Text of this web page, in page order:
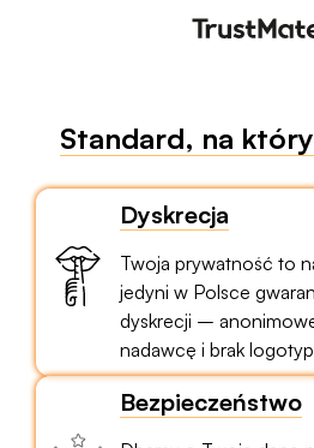
Standard, na który
Dyskrecja
Twoja prywatność to
jedyni w Polsce
dyskrecji –
nadawcę i brak
Bezpieczeństwo